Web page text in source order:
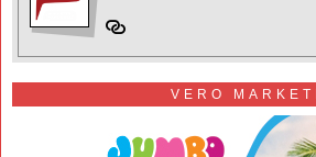
VERO MARKETI